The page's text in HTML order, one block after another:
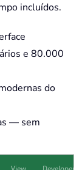
incluídos.
e 80.000
do
— sem